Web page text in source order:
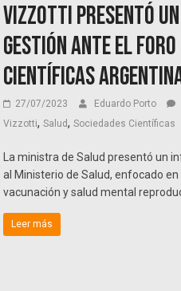
Vizzotti presentó
gestión ante el Foro
Científicas
27/07/2023 Eduardo Porto
Vizzotti,Salud,Sociedades Científicas
La ministra de Salud presentó un
al Ministerio de Salud, enfocado
vacunación y salud mental
Leer más